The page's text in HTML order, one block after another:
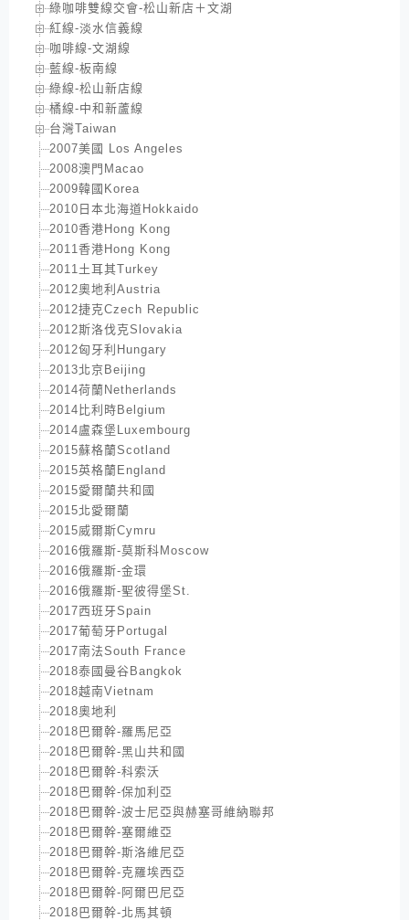
綠咖啡雙線交會-松山新店＋文湖
紅線-淡水信義線
咖啡線-文湖線
藍線-板南線
綠線-松山新店線
橘線-中和新蘆線
台灣Taiwan
2007美國 Los Angeles
2008澳門Macao
2009韓國Korea
2010日本北海道Hokkaido
2010香港Hong Kong
2011香港Hong Kong
2011土耳其Turkey
2012奧地利Austria
2012捷克Czech Republic
2012斯洛伐克Slovakia
2012匈牙利Hungary
2013北京Beijing
2014荷蘭Netherlands
2014比利時Belgium
2014盧森堡Luxembourg
2015蘇格蘭Scotland
2015英格蘭England
2015愛爾蘭共和國
2015北愛爾蘭
2015威爾斯Cymru
2016俄羅斯-莫斯科Moscow
2016俄羅斯-金環
2016俄羅斯-聖彼得堡St.
2017西班牙Spain
2017葡萄牙Portugal
2017南法South France
2018泰國曼谷Bangkok
2018越南Vietnam
2018奧地利
2018巴爾幹-羅馬尼亞
2018巴爾幹-黑山共和國
2018巴爾幹-科索沃
2018巴爾幹-保加利亞
2018巴爾幹-波士尼亞與赫塞哥維納聯邦
2018巴爾幹-塞爾維亞
2018巴爾幹-斯洛維尼亞
2018巴爾幹-克羅埃西亞
2018巴爾幹-阿爾巴尼亞
2018巴爾幹-北馬其頓